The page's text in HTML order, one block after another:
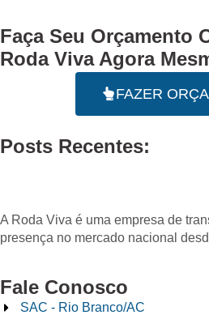
Faça Seu Orçamento
Roda Viva Agora
FAZER
Posts Recentes:
A Roda Viva é uma empresa de
presença no mercado nacional
Fale Conosco
SAC - Rio Branco/AC